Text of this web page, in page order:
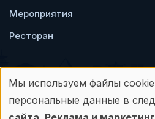
Мероприятия
Ресторан
Пользовательское
Мы используем файлы
персональные данные в